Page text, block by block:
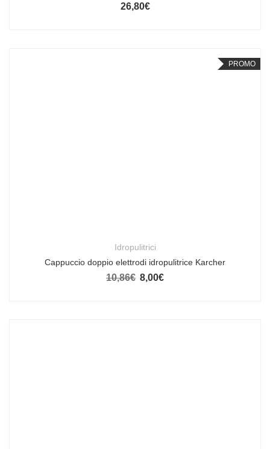
26,80€
PROMO
Idropulitrici
Cappuccio doppio elettrodi idropulitrice Karcher
10,86€ Il prezzo originale era: 10,86€.
8,00€